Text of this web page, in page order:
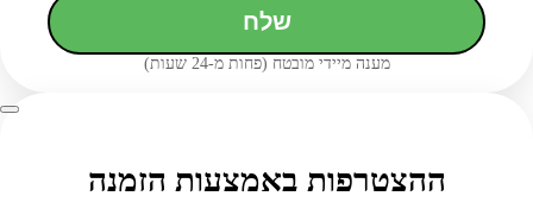
שלח
מענה מיידי מובטח (פחות מ-24 שעות)
ההצטרפות באמצעות הזמנה